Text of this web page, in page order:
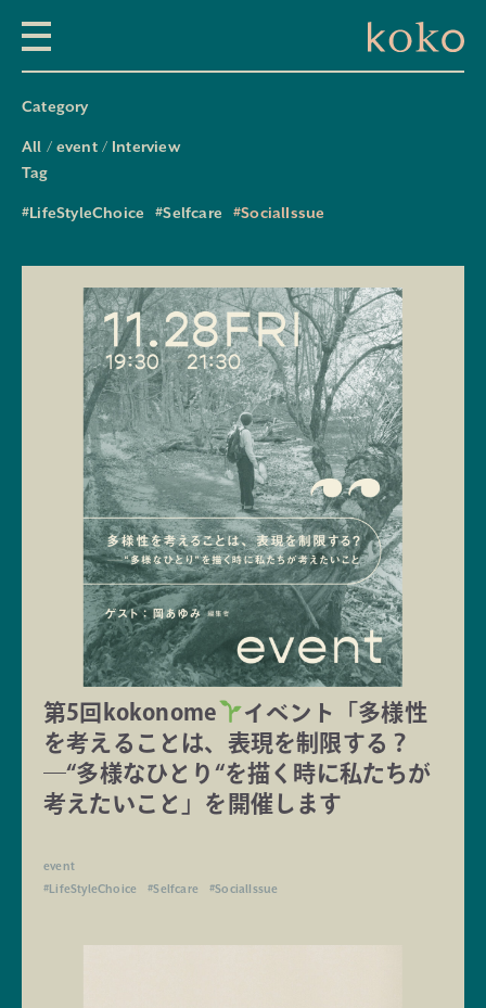
Category
All event
Interview
Tag
#LifeStyleChoice #Selfcare #SocialIssue
第5回kokonome
イベント「多様性
を考えることは、表現を制限する？
―“多様なひとり“を描く時に私たちが
考えたいこと」を開催します
event
#LifeStyleChoice
#Selfcare #SocialIssue